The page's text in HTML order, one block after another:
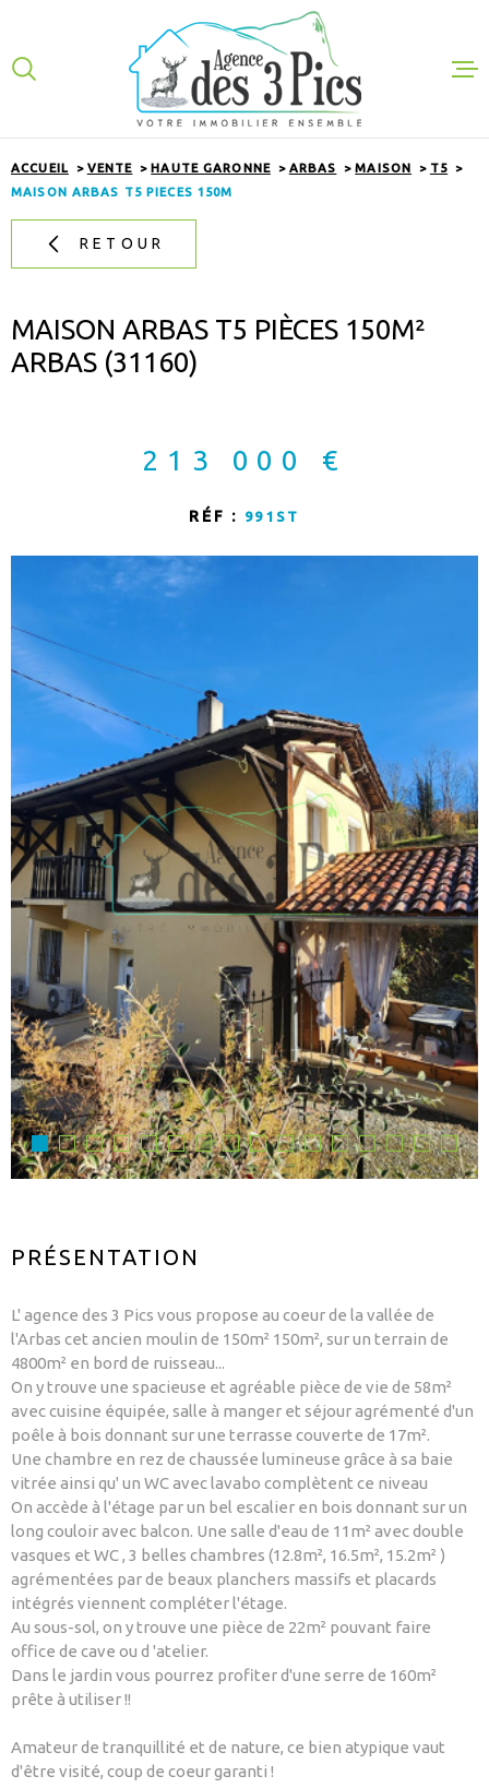
la
recherche
menu
principal
contenu
ACHETER
EXPERTISE
APPORTEUR
ACCUEIL VENTE HAUTE GARONNE ARBAS MAISON
T5
MAISON ARBAS T5 PIECES 150M
RETOUR
MAISON ARBAS T5 PIÈCES 150M²
ARBAS (31160)
213 000 €
RÉF : 991ST
PRÉSENTATION
L' agence des 3 Pics vous propose au coeur de la vallée de
l'Arbas cet ancien moulin de 150m² 150m², sur un terrain de
4800m² en bord de ruisseau...
On y trouve une spacieuse et agréable pièce de vie de 58m²
avec cuisine équipée, salle à manger et séjour agrémenté d'un
poêle à bois donnant sur une terrasse couverte de 17m².
Une chambre en rez de chaussée lumineuse grâce à sa baie
vitrée ainsi qu' un WC avec lavabo complètent ce niveau
On accède à l'étage par un bel escalier en bois donnant sur un
long couloir avec balcon. Une salle d'eau de 11m² avec double
vasques et WC , 3 belles chambres (12.8m², 16.5m², 15.2m² )
agrémentées par de beaux planchers massifs et placards
intégrés viennent compléter l'étage.
Au sous-sol, on y trouve une pièce de 22m² pouvant faire
office de cave ou d 'atelier.
Dans le jardin vous pourrez profiter d'une serre de 160m²
prête à utiliser !!
Amateur de tranquillité et de nature, ce bien atypique vaut
d'être visité, coup de coeur garanti !
VOTRE
RECHERCHE
TYPE
D'OFFRE
ACHETER